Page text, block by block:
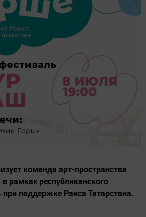
команда арт-пространства
рамках республиканского
поддержке Раиса Татарстана.